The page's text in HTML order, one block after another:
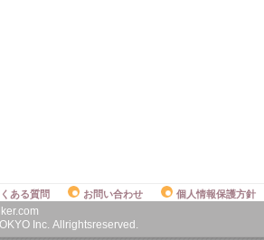
ある質問 お問い合わせ 個人情報保護方針
Inc. Allrightsreserved.